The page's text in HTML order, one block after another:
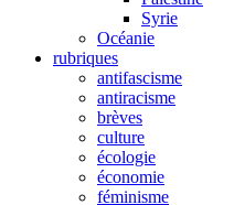
Syrie
Océanie
rubriques
antifascisme
antiracisme
brèves
culture
écologie
économie
féminisme